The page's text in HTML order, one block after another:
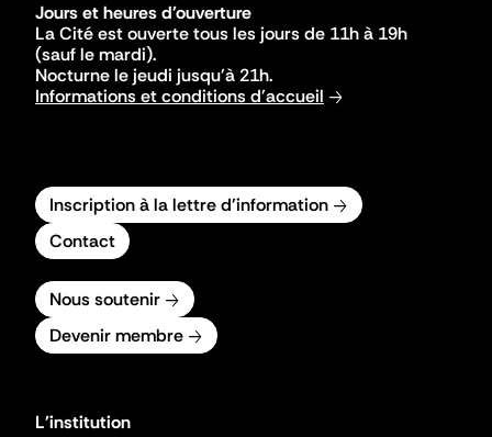
Jours et heures d'ouverture
La Cité est ouverte tous les jours de 11h à 19h
(sauf le mardi).
Nocturne le jeudi jusqu'à 21h.
Informations et conditions d'accueil
Inscription à la lettre d'information
Contact
Nous soutenir
Devenir membre
L'institution